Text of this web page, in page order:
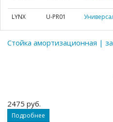
LYNX U-PR01
Стойка амортизационная |
2475 руб.
Подробнее